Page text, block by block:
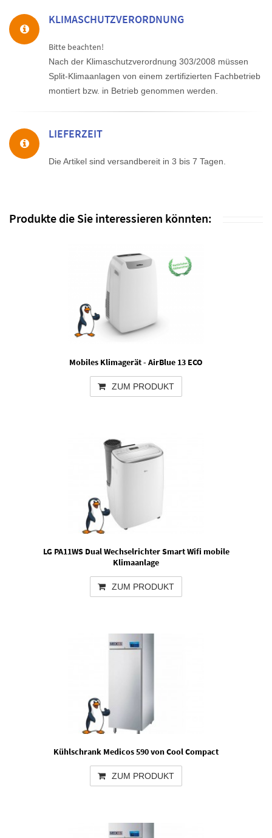
KLIMASCHUTZVERORDNUNG
Bitte beachten!
Nach der Klimaschutzverordnung 303/2008 müssen
Split-Klimaanlagen von einem zertifizierten Fachbetrieb
montiert bzw. in Betrieb genommen werden.
LIEFERZEIT
Die Artikel sind versandbereit in 3 bis 7 Tagen.
Produkte die Sie interessieren könnten:
Mobiles Klimagerät - AirBlue 13 ECO
ZUM PRODUKT
LG PA11WS Dual Wechselrichter Smart Wifi mobile
Klimaanlage
ZUM PRODUKT
Kühlschrank Medicos 590 von Cool Compact
ZUM PRODUKT